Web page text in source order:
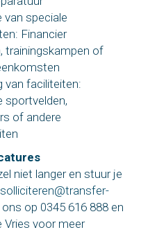
van speciale
Financier
trainingskampen of
van faciliteiten:
sportvelden,
of andere
niet langer en stuur je
solliciteren@transfer-
op 0345 616 888 en
Vries voor meer